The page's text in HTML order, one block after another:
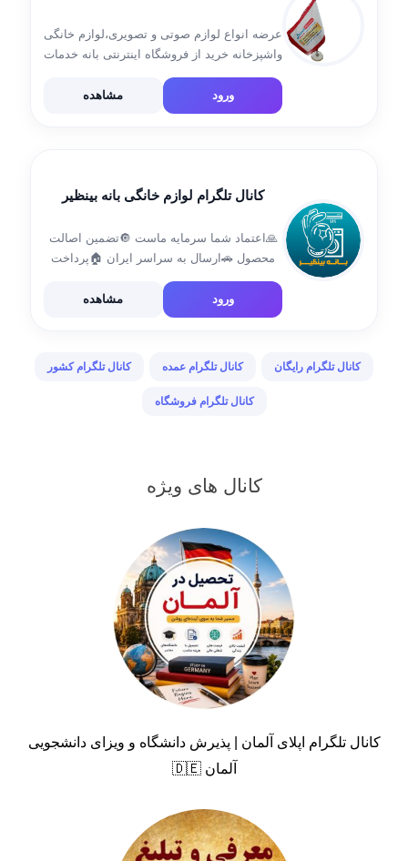
عرضه انواع لوازم صوتی و تصویری،لوازم خانگی
واشپزخانه خرید از فروشگاه اینترنتی بانه خدمات
ورود مشاهده
کانال تلگرام لوازم خانگی بانه بینظیر
🙏اعتماد شما سرمایه ماست 🔘تضمین اصالت
محصول 🚗ارسال به سراسر ایران 🏠پرداخت
http://Wa.me/989180894218 📲 09180894218
📲 09185301951 🆔 @BANEHbinazir2
ورود مشاهده
کانال تلگرام رایگان کانال تلگرام عمده کانال تلگرام کشور
کانال تلگرام فروشگاه
کانال های ویژه
کانال تلگرام اپلای آلمان | پذیرش دانشگاه و ویزای دانشجویی
آلمان 🇩🇪